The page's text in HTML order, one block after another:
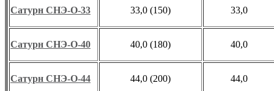
Сатурн СНЭ-О-33 33,0 (150) 33,0
Сатурн СНЭ-О-40 40,0 (180) 40,0
Сатурн СНЭ-О-44 44,0 (200) 44,0